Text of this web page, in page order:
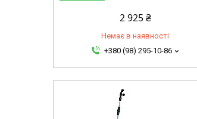
2 925 ₴
Немає в наявності
+380 (98) 295-10-86